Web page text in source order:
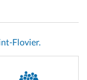
Flovier.